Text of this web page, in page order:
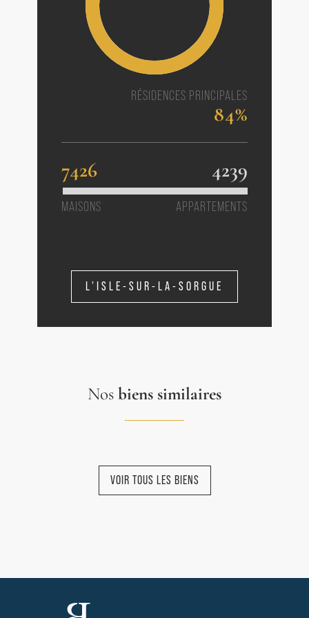
RÉSIDENCES PRINCIPALES
84%
7426 4239
MAISONS APPARTEMENTS
L'ISLE-SUR-LA-SORGUE
Nos biens similaires
VOIR TOUS LES BIENS